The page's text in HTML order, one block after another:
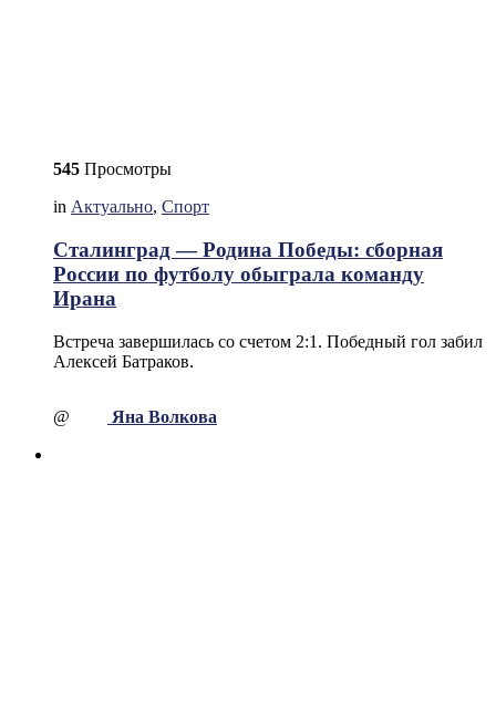
545 Просмотры
in Актуально, Спорт
Сталинград — Родина Победы: сборная
России по футболу обыграла команду
Ирана
Встреча завершилась со счетом 2:1. Победный гол забил
Алексей Батраков.
@ Яна Волкова